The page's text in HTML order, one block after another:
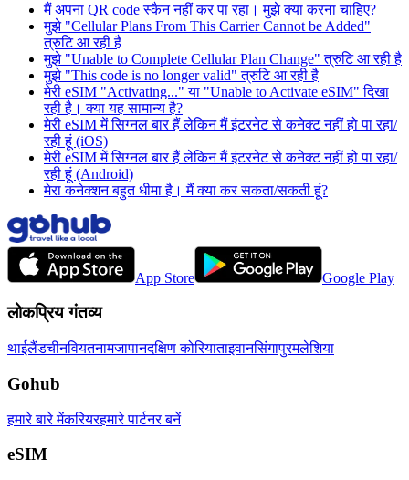
मैं अपना QR code स्कैन नहीं कर पा रहा। मुझे क्या करना चाहिए?
मुझे "Cellular Plans From This Carrier Cannot be Added"
त्रुटि आ रही है
मुझे "Unable to Complete Cellular Plan Change" त्रुटि आ रही है
मुझे "This code is no longer valid" त्रुटि आ रही है
मेरी eSIM "Activating..." या "Unable to Activate eSIM" दिखा
रही है। क्या यह सामान्य है?
मेरी eSIM में सिग्नल बार हैं लेकिन मैं इंटरनेट से कनेक्ट नहीं हो पा रहा/
रही हूं (iOS)
मेरी eSIM में सिग्नल बार हैं लेकिन मैं इंटरनेट से कनेक्ट नहीं हो पा रहा/
रही हूं (Android)
मेरा कनेक्शन बहुत धीमा है। मैं क्या कर सकता/सकती हूं?
App Store Google Play
लोकप्रिय गंतव्य
थाईलैंडचीनवियतनामजापानदक्षिण कोरियाताइवानसिंगापुरमलेशिया
Gohub
हमारे बारे मेंकरियरहमारे पार्टनर बनें
eSIM